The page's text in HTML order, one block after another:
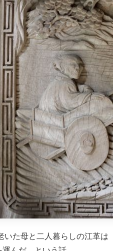
いた母と二人暮らしの江革